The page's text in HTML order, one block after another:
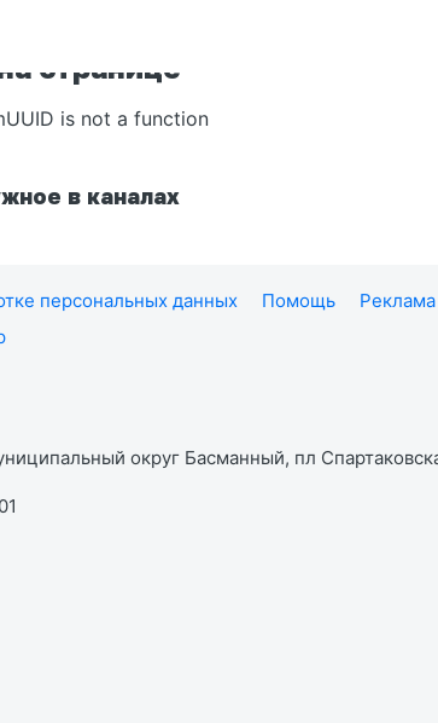
странице
is not a function
в каналах
персональных данных Помощь
округ Басманный, пл